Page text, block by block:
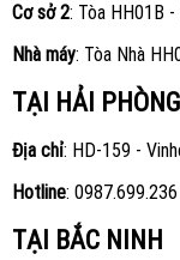
Cơ sở 2: Tòa HH01B
Nhà máy: Tòa Nhà
TẠI HẢI PHÒNG
Địa chỉ: HD-159 -
Hotline: 0987.699.236
TẠI BẮC NINH